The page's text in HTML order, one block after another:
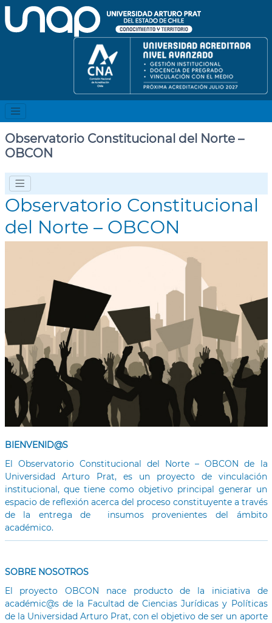
Observatorio Constitucional del Norte –
OBCON
Observatorio Constitucional
del Norte – OBCON
BIENVENID@S
El Observatorio Constitucional del Norte – OBCON de la
Universidad Arturo Prat, es un proyecto de vinculación
institucional, que tiene como objetivo principal generar un
espacio de reflexión acerca del proceso constituyente a través
de la entrega de insumos provenientes del ámbito
académico.
SOBRE NOSOTROS
El proyecto OBCON nace producto de la iniciativa de
académic@s de la Facultad de Ciencias Jurídicas y Políticas
de la Universidad Arturo Prat, con el objetivo de ser un aporte